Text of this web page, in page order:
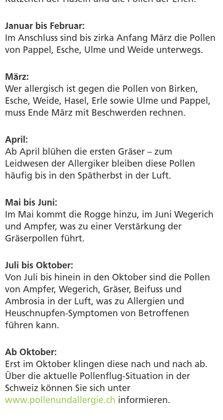
Januar bis Februar:
Im Anschluss sind bis zirka Anfang März die Pollen
von Pappel, Esche, Ulme und Weide unterwegs.
März:
Wer allergisch ist gegen die Pollen von Birken,
Esche, Weide, Hasel, Erle sowie Ulme und Pappel,
muss Ende März mit Beschwerden rechnen.
April:
Ab April blühen die ersten Gräser – zum
Leidwesen der Allergiker bleiben diese Pollen
häufig bis in den Spätherbst in der Luft.
Mai bis Juni:
Im Mai kommt die Rogge hinzu, im Juni Wegerich
und Ampfer, was zu einer Verstärkung der
Gräserpollen führt.
Juli bis Oktober:
Von Juli bis hinein in den Oktober sind die Pollen
von Ampfer, Wegerich, Gräser, Beifuss und
Ambrosia in der Luft, was zu Allergien und
Heuschnupfen-Symptomen von Betroffenen
führen kann.
Ab Oktober:
Erst im Oktober klingen diese nach und nach ab.
Über die aktuelle Pollenflug-Situation in der
Schweiz können Sie sich unter
www.pollenundallergie.ch informieren.